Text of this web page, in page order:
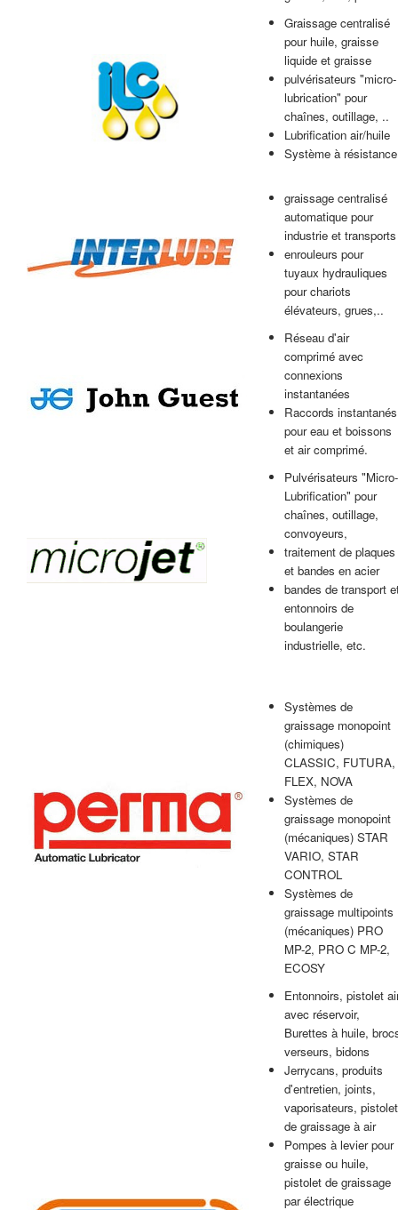
Graissage centralisé
pour huile, graisse
liquide et graisse
pulvérisateurs "micro-
lubrication" pour
chaînes, outillage, ..
Lubrification air/huile
Système à résistance
graissage centralisé
automatique pour
industrie et transports
enrouleurs pour
tuyaux hydrauliques
pour chariots
élévateurs, grues,..
Réseau d'air
comprimé avec
connexions
instantanées
Raccords instantanés
pour eau et boissons
et air comprimé.
Pulvérisateurs "Micro-
Lubrification" pour
chaînes, outillage,
convoyeurs,
traitement de plaques
et bandes en acier
bandes de transport
entonnoirs de
boulangerie
industrielle, etc.
Systèmes de
graissage monopoint
(chimiques)
CLASSIC, FUTURA,
FLEX, NOVA
Systèmes de
graissage monopoint
(mécaniques) STAR
VARIO, STAR
CONTROL
Systèmes de
graissage multipoints
(mécaniques) PRO
MP-2, PRO C MP-2,
ECOSY
Entonnoirs, pistolet
avec réservoir,
Burettes à huile,
verseurs, bidons
Jerrycans, produits
d'entretien, joints,
vaporisateurs, pistolet
de graissage à air
Pompes à levier pour
graisse ou huile,
pistolet de graissage
par électrique